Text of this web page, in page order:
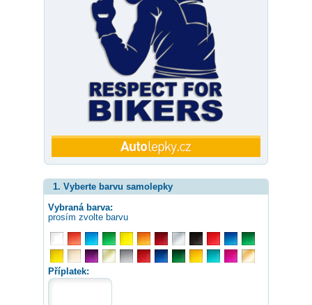
1. Vyberte barvu samolepky
Vybraná barva:
prosím zvolte barvu
Příplatek: